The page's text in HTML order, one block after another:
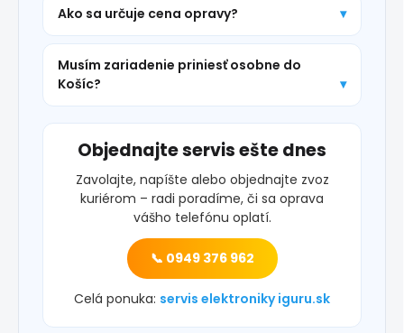
Ako sa určuje cena opravy?
Musím zariadenie priniesť osobne do
Košíc?
Objednajte servis ešte dnes
Zavolajte, napíšte alebo objednajte zvoz
kuriérom – radi poradíme, či sa oprava
vášho telefónu oplatí.
📞 0949 376 962
Celá ponuka: servis elektroniky iguru.sk